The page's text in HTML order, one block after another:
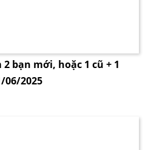
bạn mới, hoặc 1 cũ + 1
06/2025